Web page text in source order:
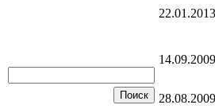
22.01.2013
14.09.2009
28.08.2009